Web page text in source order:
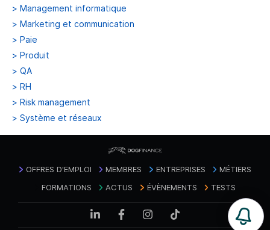
> Management informatique
> Marketing et communication
> Paie
> Produit
> QA
> RH
> Risk management
> Système et réseaux
OFFRES D'EMPLOI MEMBRES ENTREPRISES
MÉTIERS
FORMATIONS
ACTUS ÉVÈNEMENTS TESTS